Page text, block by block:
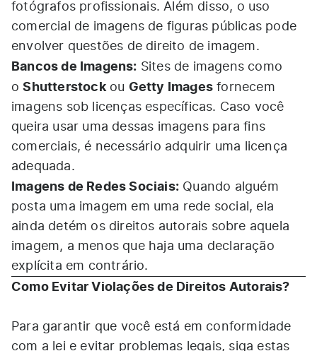
fotógrafos profissionais. Além disso, o uso
comercial de imagens de figuras públicas pode
envolver questões de direito de imagem.
Bancos de Imagens: Sites de imagens como
oShutterstockou Getty Images fornecem
imagens sob licenças específicas. Caso você
queira usar uma dessas imagens para fins
comerciais, é necessário adquirir uma licença
adequada.
Imagens de Redes Sociais: Quando alguém
posta uma imagem em uma rede social, ela
ainda detém os direitos autorais sobre aquela
imagem, a menos que haja uma declaração
explícita em contrário.
Como Evitar Violações de Direitos Autorais?
Para garantir que você está em conformidade
com a lei e evitar problemas legais, siga estas